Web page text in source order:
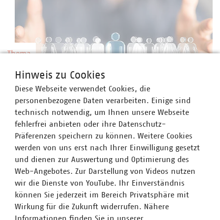
Thema
Kommunale Arbeitgeber
Kommunale Unternehmen arbeiten hoch
professionell, sind innovativ, zahlen nach Tarif
und bieten gute Weiterbildungsmöglichkeiten
sowie berufliche Perspektiven.
© vege/stock.adobe.com
Thema
Hinweis zu Cookies
Diese Webseite verwendet Cookies, die
personenbezogene Daten verarbeiten. Einige sind
technisch notwendig, um Ihnen unsere Webseite
fehlerfrei anbieten oder ihre Datenschutz-
Präferenzen speichern zu können. Weitere Cookies
werden von uns erst nach Ihrer Einwilligung gesetzt
und dienen zur Auswertung und Optimierung des
Web-Angebotes. Zur Darstellung von Videos nutzen
wir die Dienste von YouTube. Ihr Einverständnis
können Sie jederzeit im Bereich Privatsphäre mit
Wirkung für die Zukunft widerrufen. Nähere
Informationen finden Sie in unserer